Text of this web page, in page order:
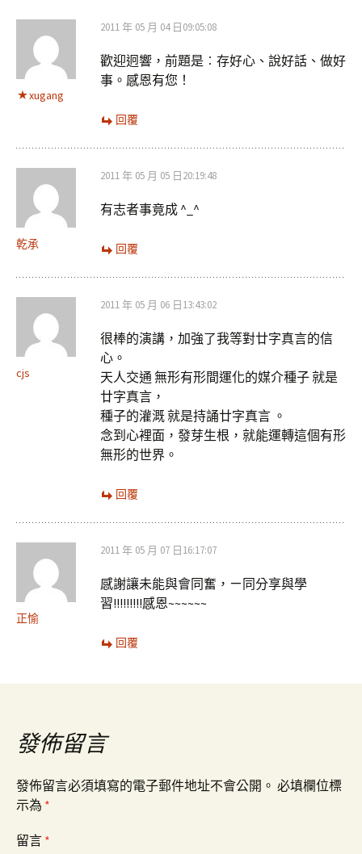
xugang
2011 年 05 月 04 日09:05:08
歡迎迥響，前題是︰存好心、說好話、做好
事。感恩有您！
回覆
乾承
2011 年 05 月 05 日20:19:48
有志者事竟成 ^_^
回覆
cjs
2011 年 05 月 06 日13:43:02
很棒的演講，加強了我等對廿字真言的信
心。
天人交通 無形有形間運化的媒介種子 就是
廿字真言，
種子的灌溉 就是持誦廿字真言 。
念到心裡面，發芽生根，就能運轉這個有形
無形的世界。
回覆
正愉
2011 年 05 月 07 日16:17:07
感謝讓未能與會同奮，ㄧ同分享與學
習!!!!!!!!!感恩~~~~~~
回覆
發佈留言
發佈留言必須填寫的電子郵件地址不會公開。 必填欄位標
示為 *
留言 *